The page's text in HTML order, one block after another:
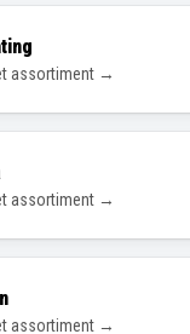
assortiment →
assortiment →
assortiment →